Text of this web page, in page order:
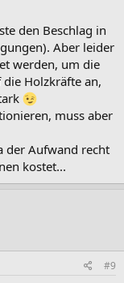
den Beschlag in
Aber leider
werden, um die
Holzkräfte an,
muss aber
der Aufwand recht
kostet...
#9